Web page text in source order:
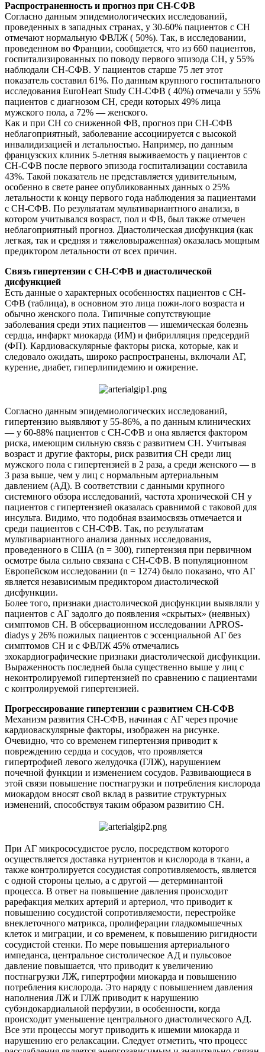
Распространенность и прогноз при СН-СФВ
Согласно данным эпидемиологических исследований,
проведенных в западных странах, у 30-60% пациентов с СН
отмечают нормальную ФВЛЖ ( 50%). Так, в исследовании,
проведенном во Франции, сообщается, что из 660 пациентов,
госпитализированных по поводу первого эпизода СН, у 55%
наблюдали СН-СФВ. У пациентов старше 75 лет этот
показатель составил 61%. По данным крупного госпитального
исследования EuroHeart Study СН-СФВ ( 40%) отмечали у 55%
пациентов с диагнозом СН, среди которых 49% лица
мужского пола, а 72% — женского.
Как и при СН со сниженной ФВ, прогноз при СН-СФВ
неблагоприятный, заболевание ассоциируется с высокой
инвалидизацией и летальностью. Например, по данным
французских клиник 5-летняя выживаемость у пациентов с
СН-СФВ после первого эпизода госпитализации составила
43%. Такой показатель не представляется удивительным,
особенно в свете ранее опубликованных данных о 25%
летальности к концу первого года наблюдения за пациентами
с СН-СФВ. По результатам мультивариантного анализа, в
котором учитывался возраст, пол и ФВ, был также отмечен
неблагоприятный прогноз. Диастолическая дисфункция (как
легкая, так и средняя и тяжеловыраженная) оказалась мощным
предиктором летальности от всех причин.
Связь гипертензии с СН-СФВ и диастолической
дисфункцией
Есть данные о характерных особенностях пациентов с СН-
СФВ (таблица), в основном это лица пожи-лого возраста и
обычно женского пола. Типичные сопутствующие
заболевания среди этих пациентов — ишемическая болезнь
сердца, инфаркт миокарда (ИМ) и фибрилляция предсердий
(ФП). Кардиоваскулярные факторы риска, которые, как и
следовало ожидать, широко распространены, включали АГ,
курение, диабет, гиперлипидемию и ожирение.
Согласно данным эпидемиологических исследований,
гипертензию выявляют у 55-86%, а по данным клинических
— у 60-88% пациентов с СН-СФВ и она является фактором
риска, имеющим сильную связь с развитием СН. Учитывая
возраст и другие факторы, риск развития СН среди лиц
мужского пола с гипертензией в 2 раза, а среди женского — в
3 раза выше, чем у лиц с нормальным артериальным
давлением (АД). В соответствии с данными крупного
системного обзора исследований, частота хронической СН у
пациентов с гипертензией оказалась сравнимой с таковой для
инсульта. Видимо, что подобная взаимосвязь отмечается и
среди пациентов с СН-СФВ. Так, по результатам
мультивариантного анализа данных исследования,
проведенного в США (n = 300), гипертензия при первичном
осмотре была сильно связана с СН-СФВ. В популяционном
Европейском исследовании (n = 1274) было показано, что АГ
является независимым предиктором диастолической
дисфункции.
Более того, признаки диастолической дисфункции выявляли у
пациентов с АГ задолго до появления «скрытых» (неявных)
симптомов СН. В обсервационном исследовании APROS-
diadys у 26% пожилых пациентов с эссенциальной АГ без
симптомов СН и с ФВЛЖ 45% отмечались
эхокардиографические признаки диастолической дисфункции.
Выраженность последней была существенно выше у лиц с
неконтролируемой гипертензией по сравнению с пациентами
с контролируемой гипертензией.
Прогрессирование гипертензии с развитием СН-СФВ
Механизм развития СН-СФВ, начиная с АГ через прочие
кардиоваскулярные факторы, изображен на рисунке.
Очевидно, что со временем гипертензия приводит к
повреждению сердца и сосудов, что проявляется
гипертрофией левого желудочка (ГЛЖ), нарушением
почечной функции и изменением сосудов. Развивающиеся в
этой связи повышение постнагрузки и потребления кислорода
миокардом вносят свой вклад в развитие структурных
изменений, способствуя таким образом развитию СН.
При АГ микрососудистое русло, посредством которого
осуществляется доставка нутриентов и кислорода в ткани, а
также контролируется сосудистая сопротивляемость, является
с одной стороны целью, а с другой — детерминантой
процесса. В ответ на повышение давления происходит
рарефакция мелких артерий и артериол, что приводит к
повышению сосудистой сопротивляемости, перестройке
внеклеточного матрикса, пролиферации гладкомышечных
клеток и миграции, и со временем, к повышению ригидности
сосудистой стенки. По мере повышения артериального
импеданса, центральное систолическое АД и пульсовое
давление повышается, что приводит к увеличению
постнагрузки ЛЖ, гипертрофии миокарда и повышению
потребления кислорода. Это наряду с повышением давления
наполнения ЛЖ и ГЛЖ приводит к нарушению
субэндокардиальной перфузии, в особенности, когда
происходит уменьшение центрального диастолического АД.
Все эти процессы могут приводить к ишемии миокарда и
нарушению его релаксации. Следует отметить, что процесс